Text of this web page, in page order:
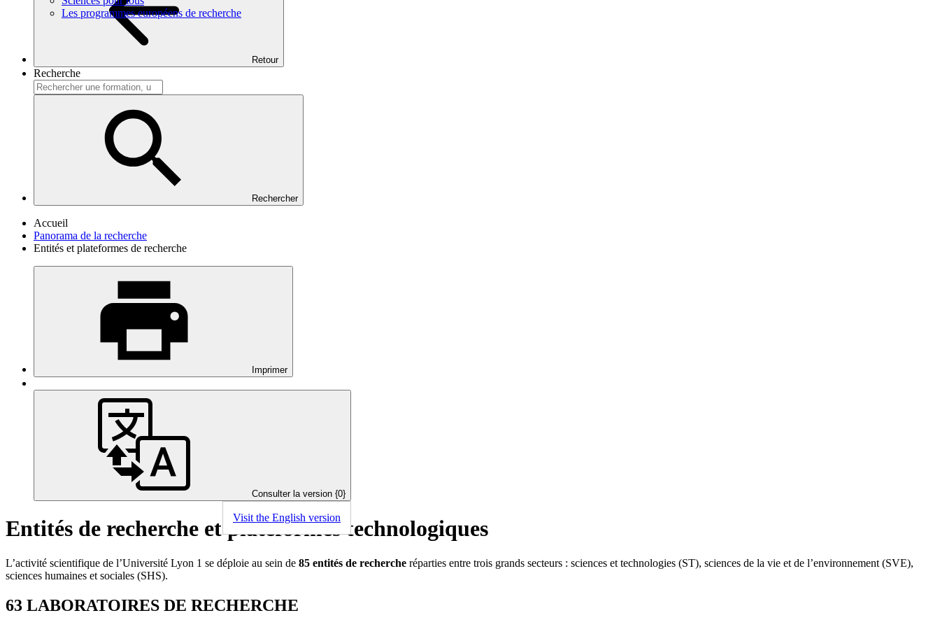
Les programmes européens de recherche
Retour
Recherche
Rechercher
Accueil
Panorama de la recherche
Entités et plateformes de recherche
Imprimer
Consulter la version {0}
Visit the English version
Entités de recherche et plateformes technologiques
L’activité scientifique de l’Université Lyon 1 se déploie au sein de 85 entités de recherche réparties entre trois grands secteurs : sciences et technologies (ST), sciences de la vie et de l’environnement (SVE),
sciences humaines et sociales (SHS).
63 LABORATOIRES DE RECHERCHE